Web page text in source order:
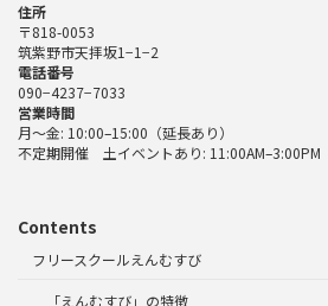
住所
〒818-0053
筑紫野市天拝坂1−1−2
電話番号
090−4237−7033
営業時間
月〜金: 10:00–15:00（延長あり）
不定期開催 土イベントあり: 11:00AM–3:00PM
Contents
フリースクールえんむすび
「えんむすび」の特徴